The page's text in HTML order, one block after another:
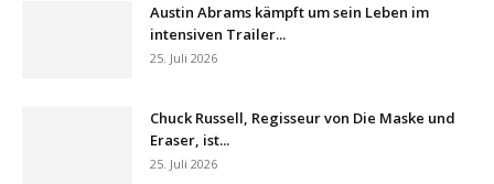
Austin Abrams kämpft um sein Leben im
intensiven Trailer...
25. Juli 2026
Chuck Russell, Regisseur von Die Maske und
Eraser, ist...
25. Juli 2026